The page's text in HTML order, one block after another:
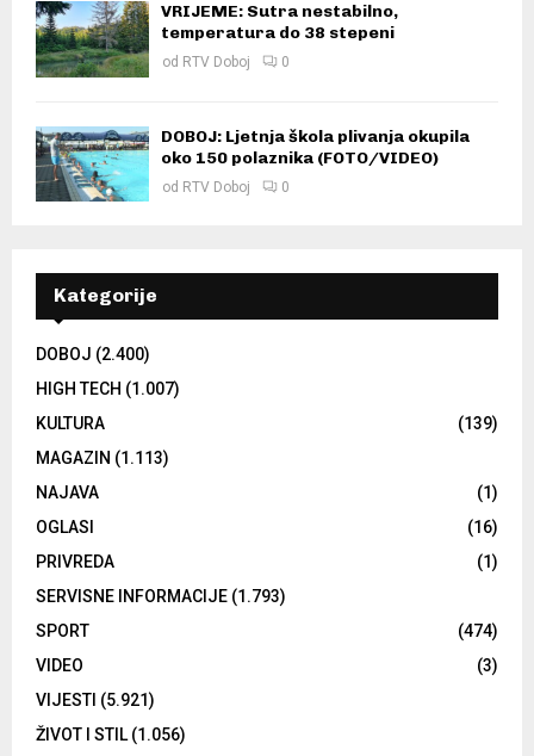
VRIJEME: Sutra nestabilno,
temperatura do 38 stepeni
od RTV Doboj 0
DOBOJ: Ljetnja škola plivanja okupila
oko 150 polaznika (FOTO/VIDEO)
od RTV Doboj 0
Kategorije
DOBOJ (2.400)
HIGH TECH (1.007)
KULTURA
(139)
MAGAZIN (1.113)
NAJAVA
(1)
OGLASI
(16)
PRIVREDA
(1)
SERVISNE INFORMACIJE (1.793)
SPORT
(474)
VIDEO
(3)
VIJESTI (5.921)
ŽIVOT I STIL (1.056)